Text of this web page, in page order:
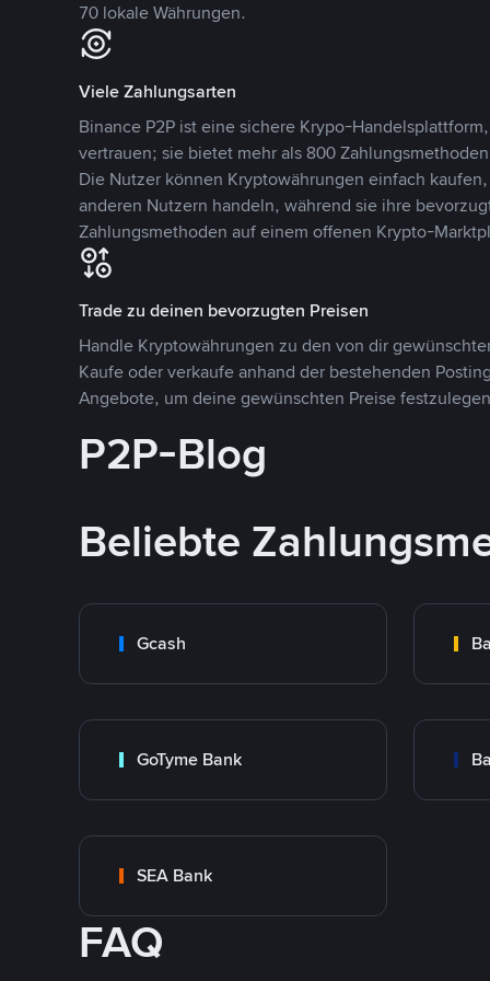
70 lokale Währungen.
Viele Zahlungsarten
Binance P2P ist eine sichere Krypo-
vertrauen; sie bietet mehr als 800
Die Nutzer können Kryptowährungen einfach
anderen Nutzern handeln, während sie ihre
Zahlungsmethoden auf einem offenen Krypto-
Trade zu deinen bevorzugten Preisen
Handle Kryptowährungen zu den von dir
Kaufe oder verkaufe anhand der bestehenden
Angebote, um deine gewünschten Preise
P2P-Blog
Beliebte
Gcash
GoTyme Bank
SEA Bank
FAQ